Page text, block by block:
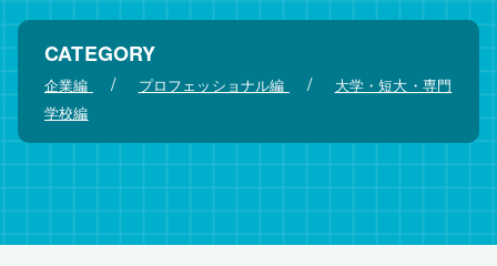
CATEGORY
企業編 / プロフェッショナル編 /
大学・短大・専門
学校編